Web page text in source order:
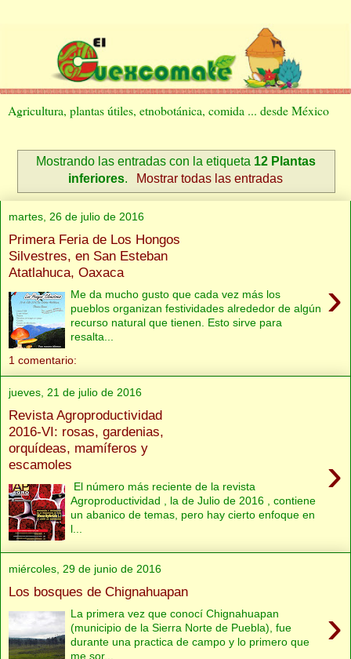
Agricultura, plantas útiles, etnobotánica, comida ... desde México
Mostrando las entradas con la etiqueta 12 Plantas
inferiores. Mostrar todas las entradas
martes, 26 de julio de 2016
Primera Feria de Los Hongos
Silvestres, en San Esteban
Atatlahuca, Oaxaca
›
Me da mucho gusto que cada vez más los
pueblos organizan festividades alrededor de algún
recurso natural que tienen. Esto sirve para
resalta...
1 comentario:
jueves, 21 de julio de 2016
Revista Agroproductividad
2016-VI: rosas, gardenias,
orquídeas, mamíferos y
escamoles
›
El número más reciente de la revista
Agroproductividad , la de Julio de 2016 , contiene
un abanico de temas, pero hay cierto enfoque en
l...
miércoles, 29 de junio de 2016
Los bosques de Chignahuapan
›
La primera vez que conocí Chignahuapan
(municipio de la Sierra Norte de Puebla), fue
durante una practica de campo y lo primero que
me sor...